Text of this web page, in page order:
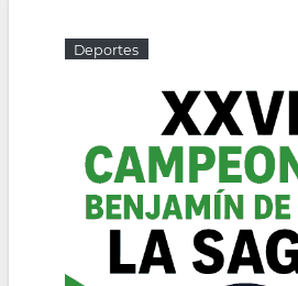
navegación
Deportes